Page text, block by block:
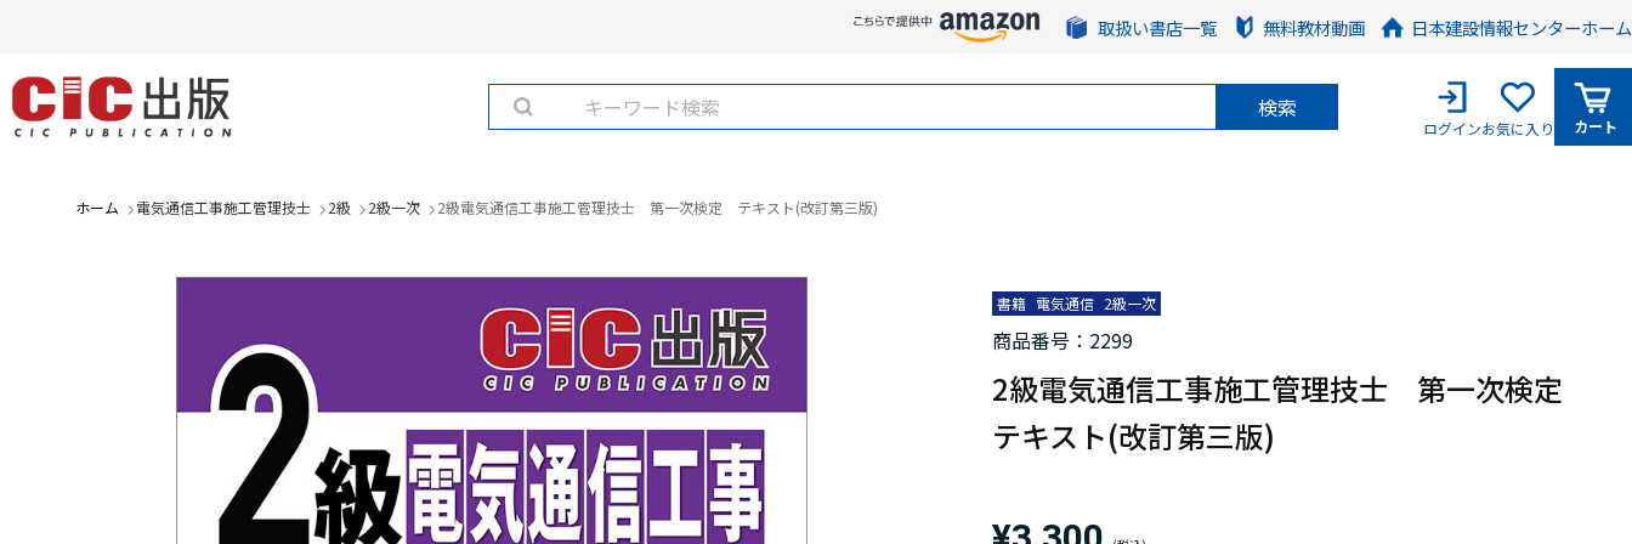
取扱い書店一覧 無料教材動画 日本建設情報センターホーム
検索
ログインお気に入り カート
ホーム 電気通信工事施工管理技士 2級 2級一次 2級電気通信工事施工管理技士 第一次検定 テキスト(改訂第三版)
書籍 電気通信 2級一次
商品番号 2299
2級電気通信工事施工管理技士 第一次検定
テキスト(改訂第三版)